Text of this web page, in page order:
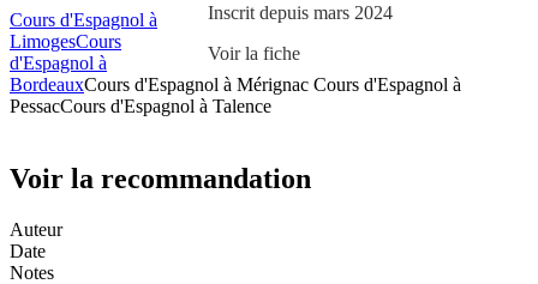
Inscrit depuis mars 2024
Voir la fiche
Cours d'Espagnol à
LimogesCours
d'Espagnol à
BordeauxCours d'Espagnol à Mérignac Cours d'Espagnol à
PessacCours d'Espagnol à Talence
Voir la recommandation
Auteur
Date
Notes